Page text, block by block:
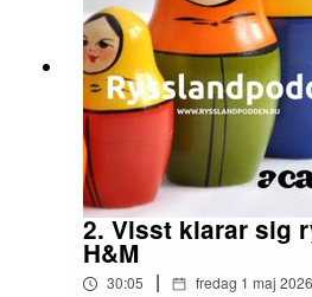
2. Visst klarar sig
H&M
30:05 | fredag 1 maj 2026